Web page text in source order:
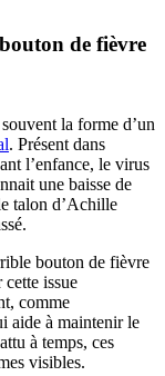
de fièvre
la forme d’un
. Présent dans
l’enfance, le virus
une baisse de
talon d’Achille
bouton de fièvre
issue
comme
aide à maintenir le
à temps, ces
visibles.